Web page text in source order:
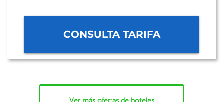
CONSULTA TARIFA
Ver más ofertas de hoteles